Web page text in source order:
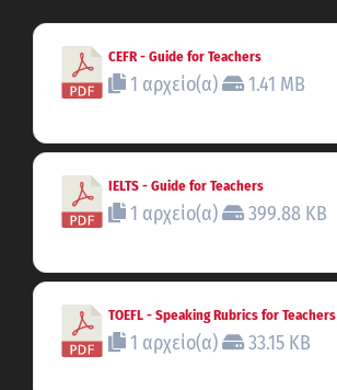
CEFR - Guide for Teachers
1 αρχείο(α) 1.41 MB
IELTS - Guide for Teachers
1 αρχείο(α) 399.88 KB
TOEFL - Speaking Rubrics for Teachers
1 αρχείο(α) 33.15 KB